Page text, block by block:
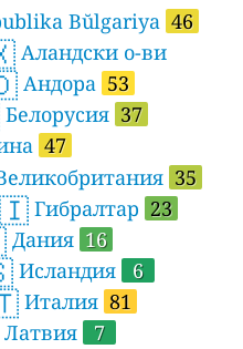
Bŭlgariya 46
Аландски о-ви
Андора 53
Белорусия 37
47
35
Гибралтар 23
Дания 16
Исландия 6
Италия 81
Латвия 7